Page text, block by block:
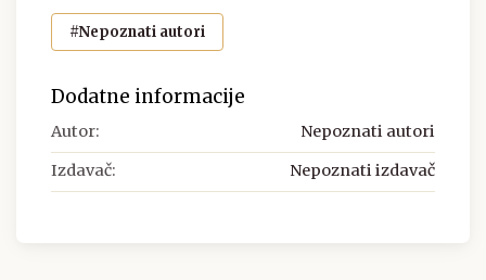
#Nepoznati autori
Dodatne informacije
Autor: Nepoznati autori
Izdavač: Nepoznati izdavač